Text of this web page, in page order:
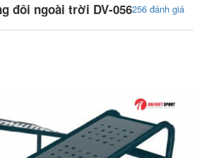
đôi ngoài trời DV-056256 đánh giá